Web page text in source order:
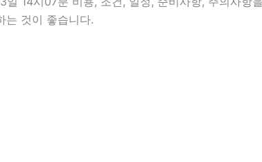
는 것이 좋습니다.